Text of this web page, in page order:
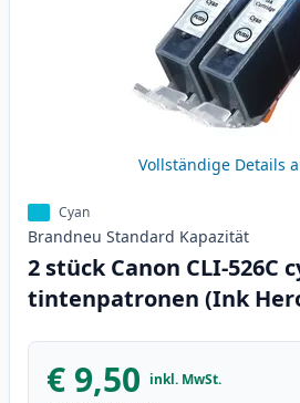
Vollständige Details
Cyan
Brandneu Standard Kapazität
2 stück Canon CLI-526C
tintenpatronen (Ink
€ 9,50 inkl. MwSt.